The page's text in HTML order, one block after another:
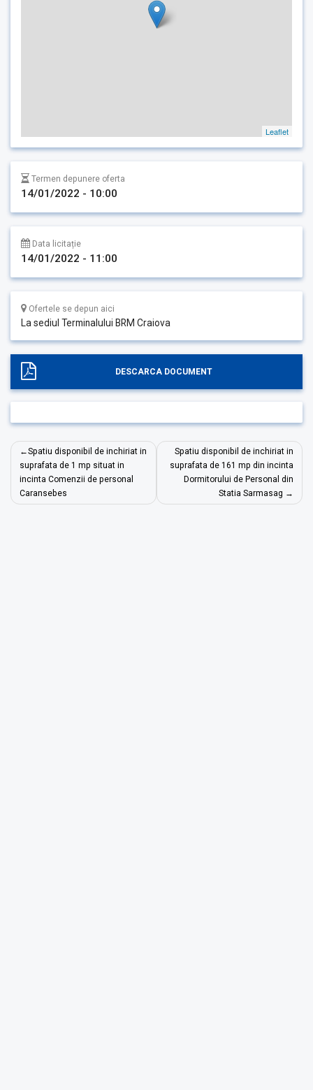
Leaflet
Termen depunere oferta
14/01/2022 - 10:00
Data licitație
14/01/2022 - 11:00
Ofertele se depun aici
La sediul Terminalului BRM Craiova
DESCARCA DOCUMENT
Navigare
în
articole
Spatiu disponibil de inchiriat in
suprafata de 1 mp situat in
incinta Comenzii de personal
Caransebes
Spatiu disponibil de inchiriat in
suprafata de 161 mp din incinta
Dormitorului de Personal din
Statia Sarmasag